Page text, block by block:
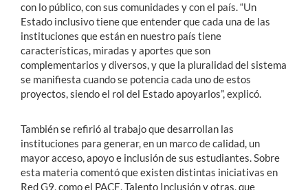
con lo público, con sus comunidades y con el país. “Un
Estado inclusivo tiene que entender que cada una de las
instituciones que están en nuestro país tiene
características, miradas y aportes que son
complementarios y diversos, y que la pluralidad del sistema
se manifiesta cuando se potencia cada uno de estos
proyectos, siendo el rol del Estado apoyarlos”, explicó.
También se refirió al trabajo que desarrollan las
instituciones para generar, en un marco de calidad, un
mayor acceso, apoyo e inclusión de sus estudiantes. Sobre
esta materia comentó que existen distintas iniciativas en
Red G9, como el PACE, Talento Inclusión y otras, que